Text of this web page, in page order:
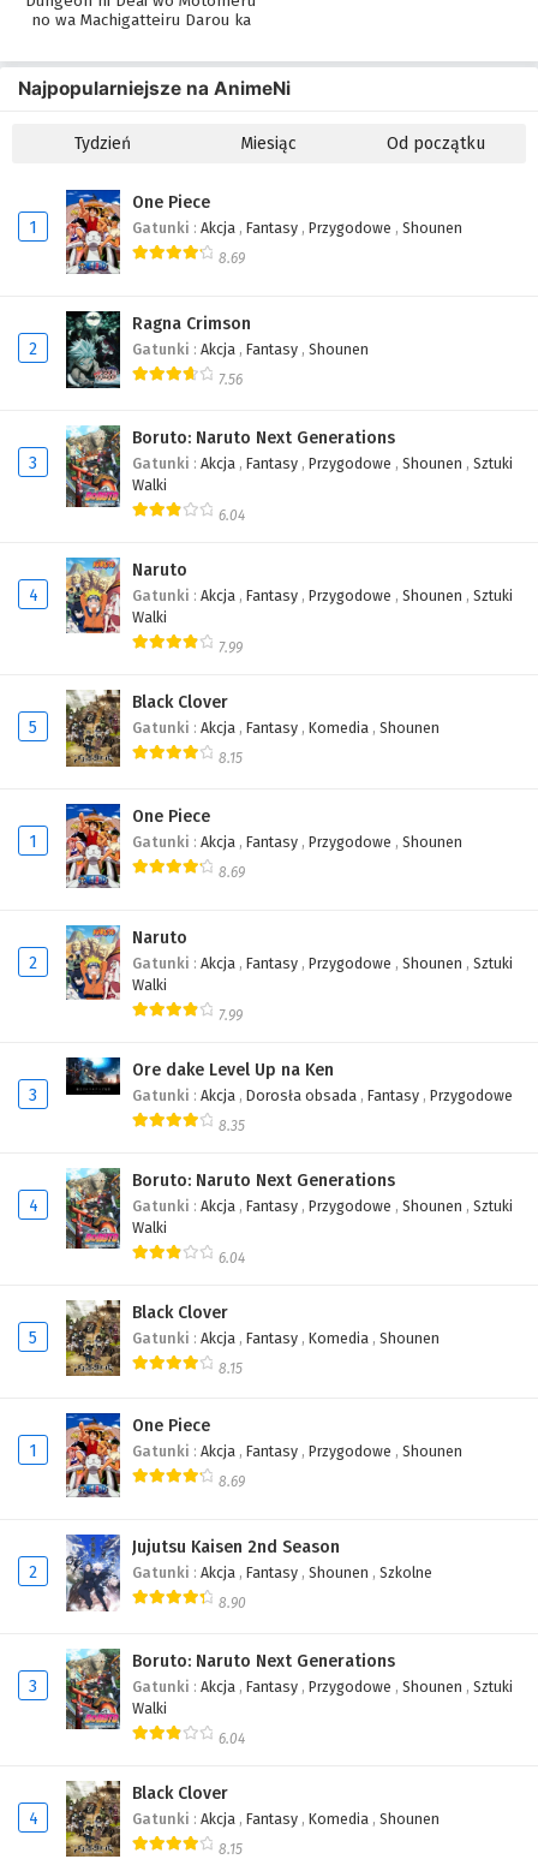
490 One Piece Odcinek 490
One Piece Odcinek 489
488 One Piece Odcinek 488
487 One Piece Odcinek 487
485 One Piece Odcinek 485
483 One Piece Odcinek 483
482 One Piece Odcinek 482
480 One Piece Odcinek 480
One Piece Odcinek 479
478 One Piece Odcinek 478
One Piece Odcinek 477
One Piece Odcinek 476
475 One Piece Odcinek 475
473 One Piece Odcinek 473
One Piece Odcinek 472
One Piece Odcinek 471
470 One Piece Odcinek 470
468 One Piece Odcinek 468
One Piece Odcinek 467
One Piece Odcinek 466
One Piece Odcinek 465
464
463 One Piece Odcinek 463
461 One Piece Odcinek 461
460 One Piece Odcinek 460
One Piece Odcinek 459
One Piece Odcinek 458
One Piece Odcinek 456
no wa Machigatteiru Darou ka
Najpopularniejsze na AnimeNi
Tydzień Miesiąc Od początku
1
One Piece
Gatunki : Akcja , Fantasy , Przygodowe , Shounen
8.69
2
Ragna Crimson
Gatunki : Akcja , Fantasy , Shounen
7.56
3
Boruto: Naruto Next Generations
Gatunki : Akcja , Fantasy , Przygodowe , Shounen , Sztuki
Walki
6.04
4
Naruto
Gatunki : Akcja , Fantasy , Przygodowe , Shounen , Sztuki
Walki
7.99
5
Black Clover
Gatunki : Akcja , Fantasy , Komedia , Shounen
8.15
1
One Piece
Gatunki : Akcja , Fantasy , Przygodowe , Shounen
8.69
2
Naruto
Gatunki : Akcja , Fantasy , Przygodowe , Shounen , Sztuki
Walki
7.99
3
Ore dake Level Up na Ken
Gatunki : Akcja , Dorosła obsada , Fantasy , Przygodowe
8.35
4
Boruto: Naruto Next Generations
Gatunki : Akcja , Fantasy , Przygodowe , Shounen , Sztuki
Walki
6.04
5
Black Clover
Gatunki : Akcja , Fantasy , Komedia , Shounen
8.15
1
One Piece
Gatunki : Akcja , Fantasy , Przygodowe , Shounen
8.69
2
Jujutsu Kaisen 2nd Season
Gatunki : Akcja , Fantasy , Shounen , Szkolne
8.90
3
Boruto: Naruto Next Generations
Gatunki : Akcja , Fantasy , Przygodowe , Shounen , Sztuki
Walki
6.04
4
Black Clover
Gatunki : Akcja , Fantasy , Komedia , Shounen
8.15